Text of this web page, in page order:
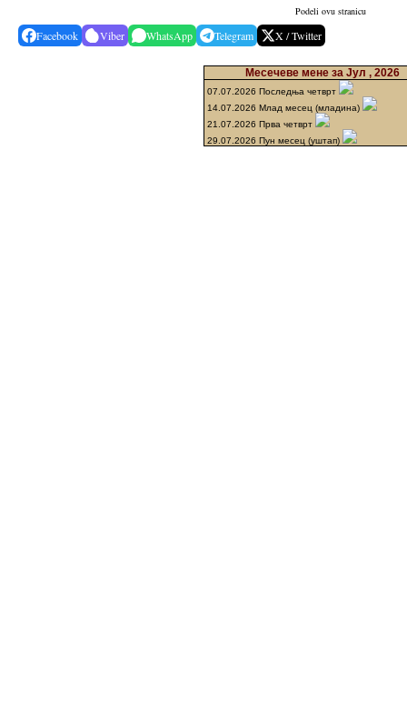
Podeli ovu stranicu
Facebook Viber WhatsApp Telegram X / Twitter
Месечеве мене за Јул , 2026
07.07.2026 Последња четврт
14.07.2026 Млад месец (младина)
21.07.2026 Прва четврт
29.07.2026 Пун месец (уштап)